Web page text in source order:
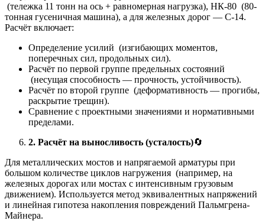
(тележка 11 тонн на ось + равномерная нагрузка), НК-80 (80-
тонная гусеничная машина), а для железных дорог — С-14.
Расчёт включает:
Определение усилий (изгибающих моментов,
поперечных сил, продольных сил).
Расчёт по первой группе предельных состояний
(несущая способность — прочность, устойчивость).
Расчёт по второй группе (деформативность — прогибы,
раскрытие трещин).
Сравнение с проектными значениями и нормативными
пределами.
2. Расчёт на выносливость (усталость)🔄
Для металлических мостов и напрягаемой арматуры при
большом количестве циклов нагружения (например, на
железных дорогах или мостах с интенсивным грузовым
движением). Используется метод эквивалентных напряжений
и линейная гипотеза накопления повреждений Пальмгрена-
Майнера.